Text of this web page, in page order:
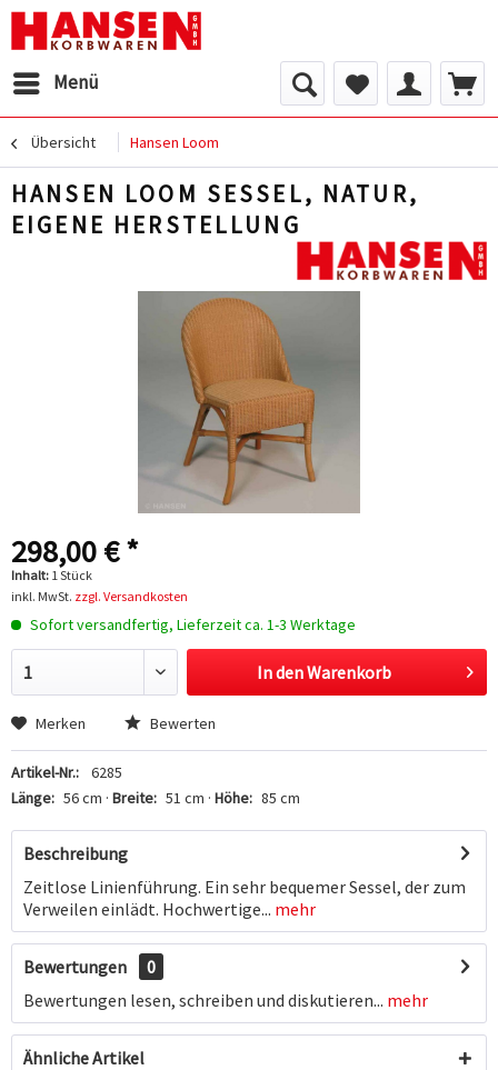
Menü
Übersicht Hansen Loom
HANSEN LOOM SESSEL, NATUR,
EIGENE HERSTELLUNG
298,00 € *
Inhalt: 1 Stück
inkl. MwSt. zzgl. Versandkosten
Sofort versandfertig, Lieferzeit ca. 1-3 Werktage
In denWarenkorb
Merken Bewerten
Artikel-Nr.:
6285
Länge: 56 cm · Breite: 51 cm · Höhe: 85 cm
Beschreibung
Zeitlose Linienführung. Ein sehr bequemer Sessel, der zum
Verweilen einlädt. Hochwertige... mehr
Bewertungen
0
Bewertungen lesen, schreiben und diskutieren... mehr
Ähnliche Artikel